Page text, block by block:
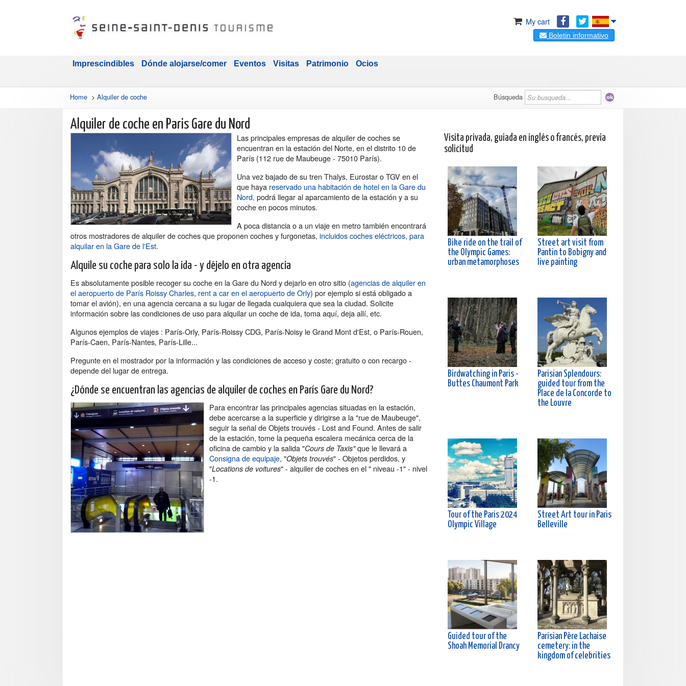
My cart
Boletin informativo
Imprescindibles Dónde alojarse/comer Eventos Visitas Patrimonio Ocios
Home > Alquiler de coche Búsqueda
Alquiler de coche en Paris Gare du Nord
Las principales empresas de alquiler de coches se
encuentran en la estación del Norte, en el distrito 10 de
París (112 rue de Maubeuge - 75010 París).
Una vez bajado de su tren Thalys, Eurostar o TGV en el
que haya reservado una habitación de hotel en la Gare du
Nord, podrá llegar al aparcamiento de la estación y a su
coche en pocos minutos.
A poca distancia o a un viaje en metro también encontrará
otros mostradores de alquiler de coches que proponen coches y furgonetas, incluidos coches eléctricos, para
alquilar en la Gare de l'Est.
Alquile su coche para solo la ida - y déjelo en otra agencia
Es absolutamente posible recoger su coche en la Gare du Nord y dejarlo en otro sitio (agencias de alquiler en
el aeropuerto de París Roissy Charles, rent a car en el aeropuerto de Orly) por ejemplo si está obligado a
tomar el avión), en una agencia cercana a su lugar de llegada cualquiera que sea la ciudad. Solicite
información sobre las condiciones de uso para alquilar un coche de ida, toma aquí, deja allí, etc.
Algunos ejemplos de viajes : París-Orly, París-Roissy CDG, París-Noisy le Grand Mont d'Est, o París-Rouen,
París-Caen, París-Nantes, París-Lille...
Pregunte en el mostrador por la información y las condiciones de acceso y coste; gratuito o con recargo -
depende del lugar de entrega.
¿Dónde se encuentran las agencias de alquiler de coches en París Gare du Nord?
Para encontrar las principales agencias situadas en la estación,
debe acercarse a la superficie y dirigirse a la "rue de Maubeuge",
seguir la señal de Objets trouvés - Lost and Found. Antes de salir
de la estación, tome la pequeña escalera mecánica cerca de la
oficina de cambio y la salida "Cours de Taxis"que le llevará a
Consigna de equipaje, "Objets trouvés" - Objetos perdidos, y
"Locations de voitures" - alquiler de coches en el " niveau -1" - nivel
-1.
Visita privada, guiada en inglés o francés, previa
solicitud
Bike ride on the trail of
the Olympic Games:
urban metamorphoses
Street art visit from
Pantin to Bobigny and
live painting
Birdwatching in Paris -
Buttes Chaumont Park
Parisian Splendours:
guided tour from the
Place de la Concorde to
the Louvre
Tour of the Paris 2024
Olympic Village
Street Art tour in Paris
Belleville
Guided tour of the
Shoah Memorial Drancy
Parisian Père Lachaise
cemetery: in the
kingdom of celebrities